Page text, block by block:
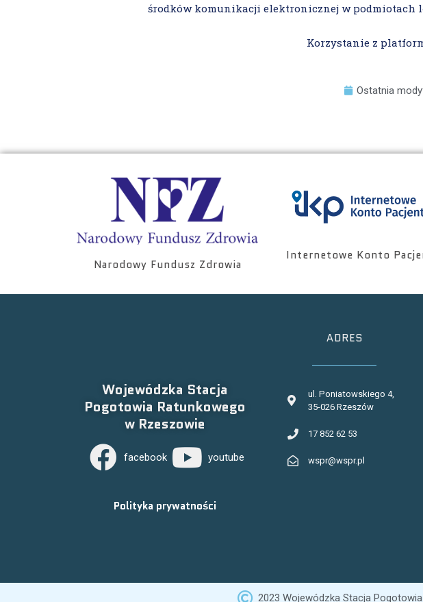
środków komunikacji elektronicznej w podmiotach
Korzystanie z
Ostatnia
Narodowy Fundusz Zdrowia
Internetowe Konto
Wojewódzka Stacja
Pogotowia Ratunkowego
w Rzeszowie
facebook youtube
Polityka prywatności
ADRES
ul. Poniatowskiego 4,
35-026 Rzeszów
17 852 62 53
wspr@wspr.pl
2023 Wojewódzka Stacja